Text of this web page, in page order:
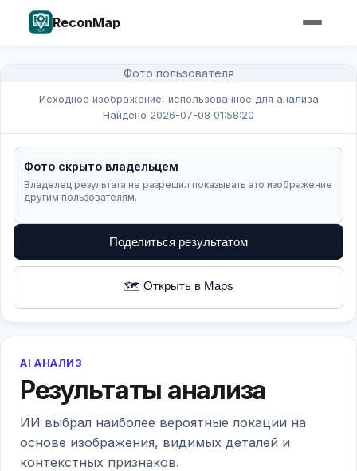
ReconMap
Фото пользователя
Исходное изображение, использованное для анализа
Найдено 2026-07-08 01:58:20
Фото скрыто владельцем
Владелец результата не разрешил показывать это изображение
другим пользователям.
Поделиться результатом
🗺️ Открыть в Maps
AI АНАЛИЗ
Результаты анализа
ИИ выбрал наиболее вероятные локации на
основе изображения, видимых деталей и
контекстных признаков.